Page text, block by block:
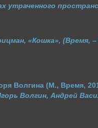
утраченного
«Кошка», (Время,
Волгина (М., Время,
Волгин, Андрей